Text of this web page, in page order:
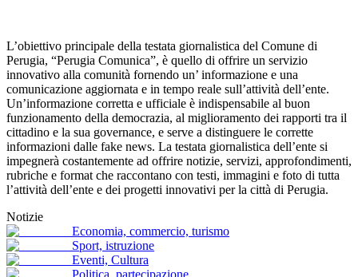
L’obiettivo principale della testata giornalistica del Comune di
Perugia, “Perugia Comunica”, è quello di offrire un servizio
innovativo alla comunità fornendo un’ informazione e una
comunicazione aggiornata e in tempo reale sull’attività dell’ente.
Un’informazione corretta e ufficiale è indispensabile al buon
funzionamento della democrazia, al miglioramento dei rapporti tra il
cittadino e la sua governance, e serve a distinguere le corrette
informazioni dalle fake news. La testata giornalistica dell’ente si
impegnerà costantemente ad offrire notizie, servizi, approfondimenti,
rubriche e format che raccontano con testi, immagini e foto di tutta
l’attività dell’ente e dei progetti innovativi per la città di Perugia.
Notizie
Economia, commercio, turismo
Sport, istruzione
Eventi, Cultura